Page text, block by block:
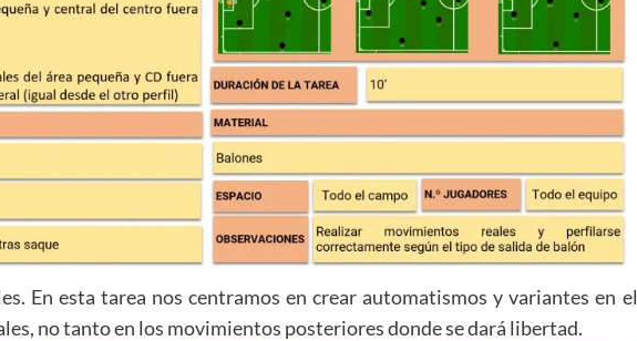
En esta tarea nos centramos en crear automatismos y variantes en el
no tanto en los movimientos posteriores donde se dará libertad.